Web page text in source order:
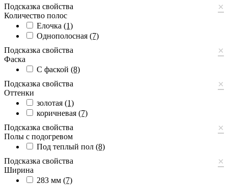
Подсказка свойства
×
Количество полос
Елочка (1)
Однополосная (7)
Подсказка свойства
×
Фаска
С фаской (8)
Подсказка свойства
×
Оттенки
золотая (1)
коричневая (7)
Подсказка свойства
×
Полы с подогревом
Под теплый пол (8)
Подсказка свойства
×
Ширина
283 мм (7)